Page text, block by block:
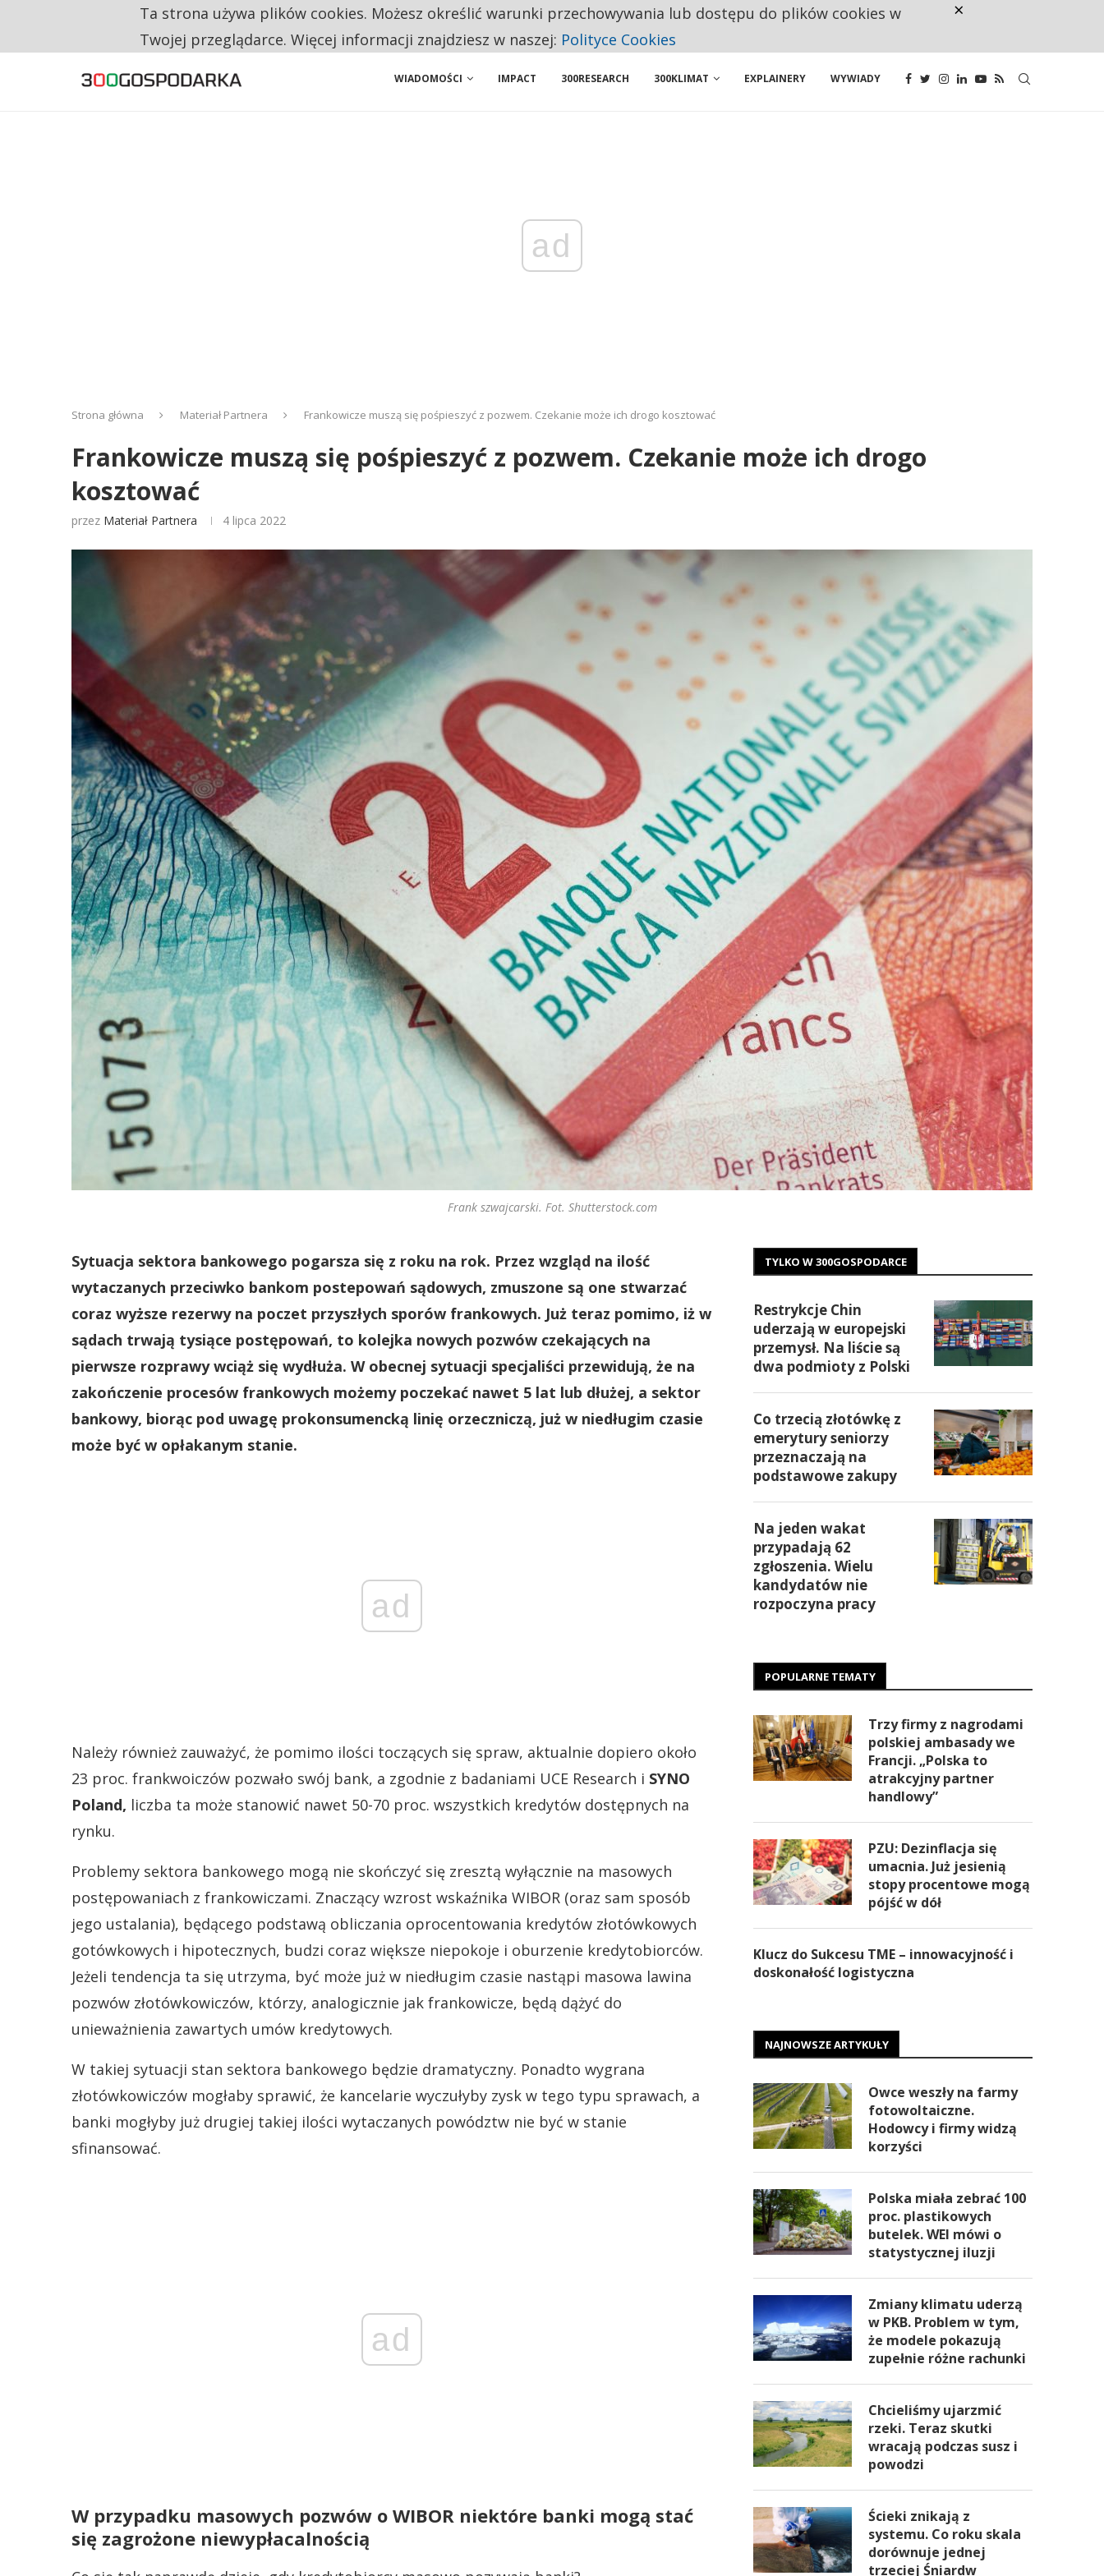
NA JEDEN WAKAT PRZYPADAJĄ 62 ZGŁOSZENIA. WIELU KANDYDATÓW NIE ROZPOCZYNA PRACY
WIADOMOŚCI IMPACT 300RESEARCH 300KLIMAT EXPLAINERY WYWIADY
ad
Strona główna Materiał Partnera Frankowicze muszą się pośpieszyć z pozwem. Czekanie może ich drogo kosztować
Frankowicze muszą się pośpieszyć z pozwem. Czekanie może ich drogo
kosztować
przez Materiał Partnera 4 lipca 2022
Frank szwajcarski. Fot. Shutterstock.com
Sytuacja sektora bankowego pogarsza się z roku na rok. Przez wzgląd na ilość
wytaczanych przeciwko bankom postepowań sądowych, zmuszone są one stwarzać
coraz wyższe rezerwy na poczet przyszłych sporów frankowych. Już teraz pomimo, iż w
sądach trwają tysiące postępowań, to kolejka nowych pozwów czekających na
pierwsze rozprawy wciąż się wydłuża. W obecnej sytuacji specjaliści przewidują, że na
zakończenie procesów frankowych możemy poczekać nawet 5 lat lub dłużej, a sektor
bankowy, biorąc pod uwagę prokonsumencką linię orzeczniczą, już w niedługim czasie
może być w opłakanym stanie.
ad
Należy również zauważyć, że pomimo ilości toczących się spraw, aktualnie dopiero około
23 proc. frankwoiczów pozwało swój bank, a zgodnie z badaniami UCE Research i SYNO
Poland, liczba ta może stanowić nawet 50-70 proc. wszystkich kredytów dostępnych na
rynku.
Problemy sektora bankowego mogą nie skończyć się zresztą wyłącznie na masowych
postępowaniach z frankowiczami. Znaczący wzrost wskaźnika WIBOR (oraz sam sposób
jego ustalania), będącego podstawą obliczania oprocentowania kredytów złotówkowych
gotówkowych i hipotecznych, budzi coraz większe niepokoje i oburzenie kredytobiorców.
Jeżeli tendencja ta się utrzyma, być może już w niedługim czasie nastąpi masowa lawina
pozwów złotówkowiczów, którzy, analogicznie jak frankowicze, będą dążyć do
unieważnienia zawartych umów kredytowych.
W takiej sytuacji stan sektora bankowego będzie dramatyczny. Ponadto wygrana
złotówkowiczów mogłaby sprawić, że kancelarie wyczułyby zysk w tego typu sprawach, a
banki mogłyby już drugiej takiej ilości wytaczanych powództw nie być w stanie
sfinansować.
ad
W przypadku masowych pozwów o WIBOR niektóre banki mogą stać
się zagrożone niewypłacalnością
TYLKO W 300GOSPODARCE
Restrykcje Chin
uderzają w europejski
przemysł. Na liście są
dwa podmioty z Polski
Co trzecią złotówkę z
emerytury seniorzy
przeznaczają na
podstawowe zakupy
Na jeden wakat
przypadają 62
zgłoszenia. Wielu
kandydatów nie
rozpoczyna pracy
POPULARNE TEMATY
Trzy firmy z nagrodami
polskiej ambasady we
Francji. „Polska to
atrakcyjny partner
handlowy”
PZU: Dezinflacja się
umacnia. Już jesienią
stopy procentowe mogą
pójść w dół
Klucz do Sukcesu TME – innowacyjność i
doskonałość logistyczna
NAJNOWSZE ARTYKUŁY
Owce weszły na farmy
fotowoltaiczne.
Hodowcy i firmy widzą
korzyści
Polska miała zebrać 100
proc. plastikowych
butelek. WEI mówi o
statystycznej iluzji
Zmiany klimatu uderzą
w PKB. Problem w tym,
że modele pokazują
zupełnie różne rachunki
Chcieliśmy ujarzmić
rzeki. Teraz skutki
wracają podczas susz i
powodzi
Ścieki znikają z
systemu. Co roku skala
dorównuje jednej
trzeciej Śniardw
Ta strona używa plików cookies. Możesz określić warunki przechowywania lub dostępu do plików cookies w
Twojej przeglądarce. Więcej informacji znajdziesz w naszej: Polityce Cookies
×